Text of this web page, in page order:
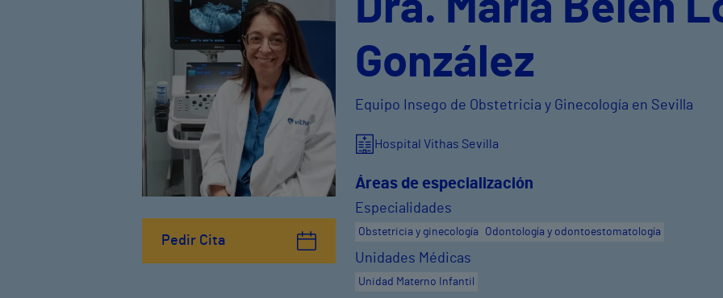
Pedir Cita
González
Equipo Insego de Obstetricia y Ginecología en Sevilla
Hospital Vithas Sevilla
Áreas de especialización
Especialidades
Obstetricia y ginecología Odontología y odontoestomatología
Unidades Médicas
Unidad Materno Infantil